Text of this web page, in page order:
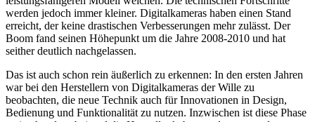
werden jedoch immer kleiner. Digitalkameras haben einen Stand
erreicht, der keine drastischen Verbesserungen mehr zulässt. Der
Boom fand seinen Höhepunkt um die Jahre 2008-2010 und hat
seither deutlich nachgelassen.
Das ist auch schon rein äußerlich zu erkennen: In den ersten Jahren
war bei den Herstellern von Digitalkameras der Wille zu
beobachten, die neue Technik auch für Innovationen in Design,
Bedienung und Funktionalität zu nutzen. Inzwischen ist diese Phase